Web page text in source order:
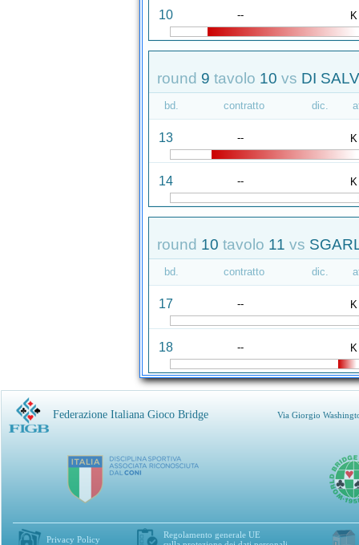
10 -- K
round 9 tavolo 10 vs DI
bd. contratto dic.
13 -- K
14 -- K
round 10 tavolo 11 vs
bd. contratto dic.
17 -- K
18 -- K
Federazione Italiana Gioco Bridge Via Giorgio
Privacy Policy
Regolamento generale UE